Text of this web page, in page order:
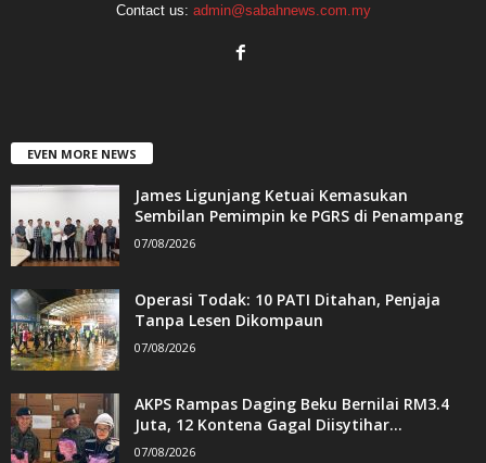
Contact us: admin@sabahnews.com.my
EVEN MORE NEWS
James Ligunjang Ketuai Kemasukan
Sembilan Pemimpin ke PGRS di Penampang
07/08/2026
Operasi Todak: 10 PATI Ditahan, Penjaja
Tanpa Lesen Dikompaun
07/08/2026
AKPS Rampas Daging Beku Bernilai RM3.4
Juta, 12 Kontena Gagal Diisytihar...
07/08/2026